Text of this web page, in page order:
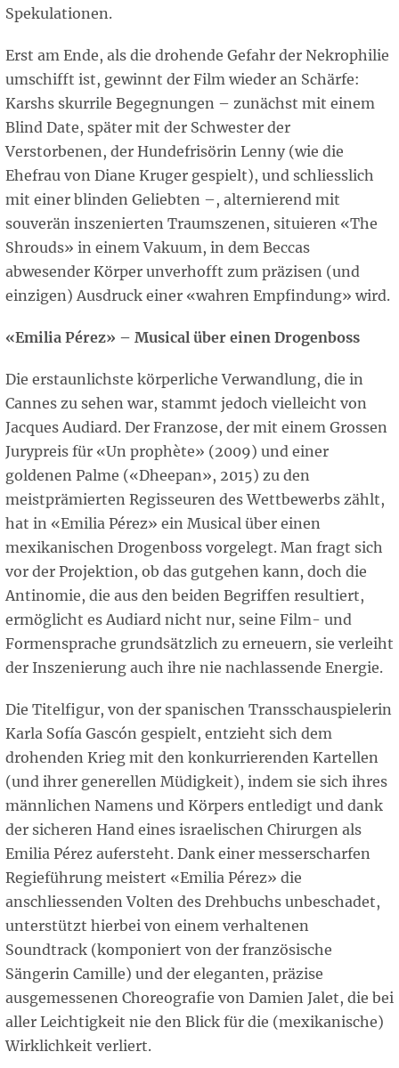
Spekulationen.
Erst am Ende, als die drohende Gefahr der Nekrophilie
umschifft ist, gewinnt der Film wieder an Schärfe:
Karshs skurrile Begegnungen – zunächst mit einem
Blind Date, später mit der Schwester der
Verstorbenen, der Hundefrisörin Lenny (wie die
Ehefrau von Diane Kruger gespielt), und schliesslich
mit einer blinden Geliebten –, alternierend mit
souverän inszenierten Traumszenen, situieren «The
Shrouds» in einem Vakuum, in dem Beccas
abwesender Körper unverhofft zum präzisen (und
einzigen) Ausdruck einer «wahren Empfindung» wird.
«Emilia Pérez» – Musical über einen Drogenboss
Die erstaunlichste körperliche Verwandlung, die in
Cannes zu sehen war, stammt jedoch vielleicht von
Jacques Audiard. Der Franzose, der mit einem Grossen
Jurypreis für «Un prophète» (2009) und einer
goldenen Palme («Dheepan», 2015) zu den
meistprämierten Regisseuren des Wettbewerbs zählt,
hat in «Emilia Pérez» ein Musical über einen
mexikanischen Drogenboss vorgelegt. Man fragt sich
vor der Projektion, ob das gutgehen kann, doch die
Antinomie, die aus den beiden Begriffen resultiert,
ermöglicht es Audiard nicht nur, seine Film- und
Formensprache grundsätzlich zu erneuern, sie verleiht
der Inszenierung auch ihre nie nachlassende Energie.
Die Titelfigur, von der spanischen Transschauspielerin
Karla Sofía Gascón gespielt, entzieht sich dem
drohenden Krieg mit den konkurrierenden Kartellen
(und ihrer generellen Müdigkeit), indem sie sich ihres
männlichen Namens und Körpers entledigt und dank
der sicheren Hand eines israelischen Chirurgen als
Emilia Pérez aufersteht. Dank einer messerscharfen
Regieführung meistert «Emilia Pérez» die
anschliessenden Volten des Drehbuchs unbeschadet,
unterstützt hierbei von einem verhaltenen
Soundtrack (komponiert von der französische
Sängerin Camille) und der eleganten, präzise
ausgemessenen Choreografie von Damien Jalet, die bei
aller Leichtigkeit nie den Blick für die (mexikanische)
Wirklichkeit verliert.